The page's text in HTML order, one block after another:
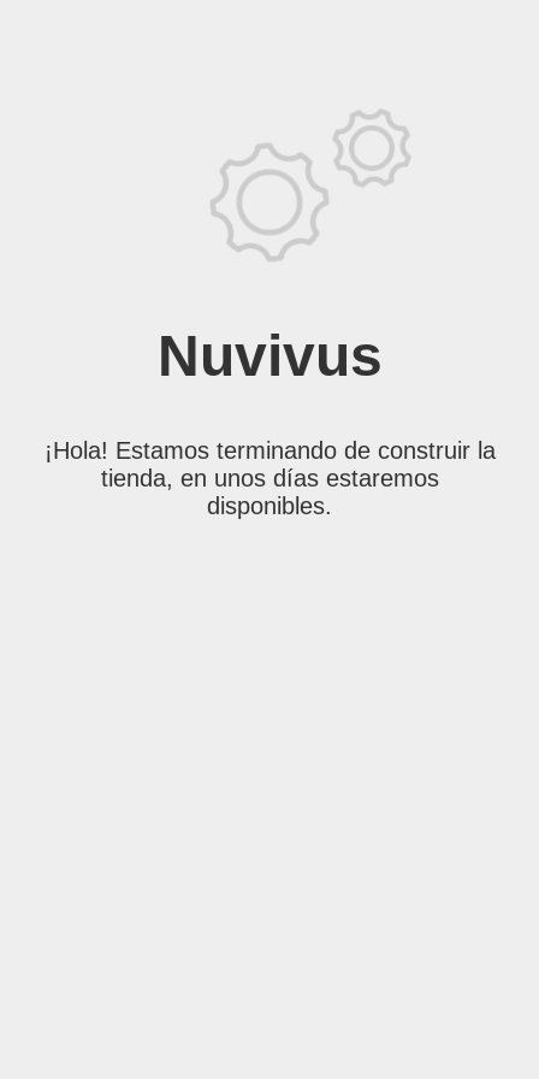
Nuvivus
¡Hola! Estamos terminando de construir la
tienda, en unos días estaremos
disponibles.